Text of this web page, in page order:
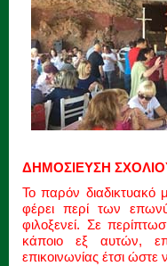
ΔΗΜΟΣΙΕΥΣΗ
Το παρόν διαδικτυακό
φέρει περί των
φιλοξενεί. Σε
κάποιο εξ αυτών,
επικοινωνίας έτσι ώστε